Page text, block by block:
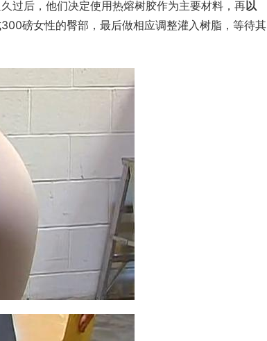
过后，他们决定使用热熔树胶作为主要材料，再以
300磅女性的臀部，最后做相应调整灌入树脂，等待其